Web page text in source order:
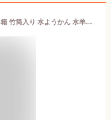
丸三老舗 お中元 ギフト 竹取物語 5本 1箱 竹筒入り 水ようかん 水羊羹 和菓子 スイーツ 高級 お取り寄せ あんこ 父の日 御中元 夏 暑中御見舞 お盆 お供え 【 送料無料 】